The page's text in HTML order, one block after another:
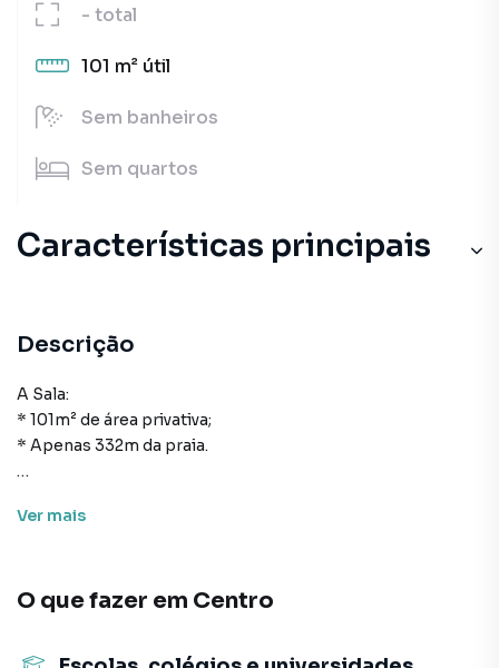
- total
101 m² útil
Sem banheiros
Sem quartos
Características principais
Descrição
A Sala:
* 101m² de área privativa;
* Apenas 332m da praia.
> Valor total: R$ 2.000.000,00
Camboriú e Itapema.
Ver mais
O que fazer em Centro